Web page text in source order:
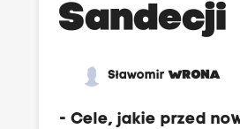
Sandecji
SławomirWRONA
- Cele, jakie przed